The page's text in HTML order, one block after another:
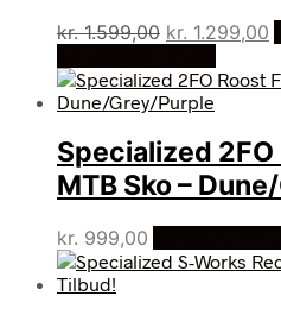
kr.1.599,00 Den
pris
var:
kr. 1.299,00
Specialized 2FO
MTB Sko –
kr. 999,00